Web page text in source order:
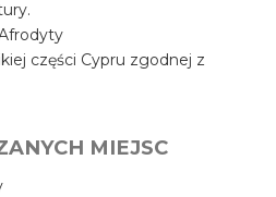
części Cypru zgodnej z
MIEJSC